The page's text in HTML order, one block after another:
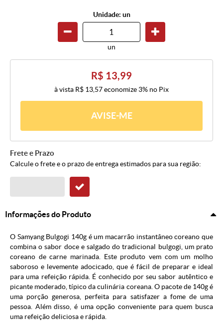
Unidade: un
un
R$ 13,99
à vista R$ 13,57economize 3% no Pix
AVISE-ME
Frete e Prazo
Calcule o frete e o prazo de entrega estimados para sua região:
Informações do Produto
O Samyang Bulgogi 140g é um macarrão instantâneo coreano que
combina o sabor doce e salgado do tradicional bulgogi, um prato
coreano de carne marinada. Este produto vem com um molho
saboroso e levemente adocicado, que é fácil de preparar e ideal
para uma refeição rápida. É conhecido por seu sabor autêntico e
picante moderado, típico da culinária coreana. O pacote de 140g é
uma porção generosa, perfeita para satisfazer a fome de uma
pessoa. Além disso, é uma opção conveniente para quem busca
uma refeição deliciosa e rápida.